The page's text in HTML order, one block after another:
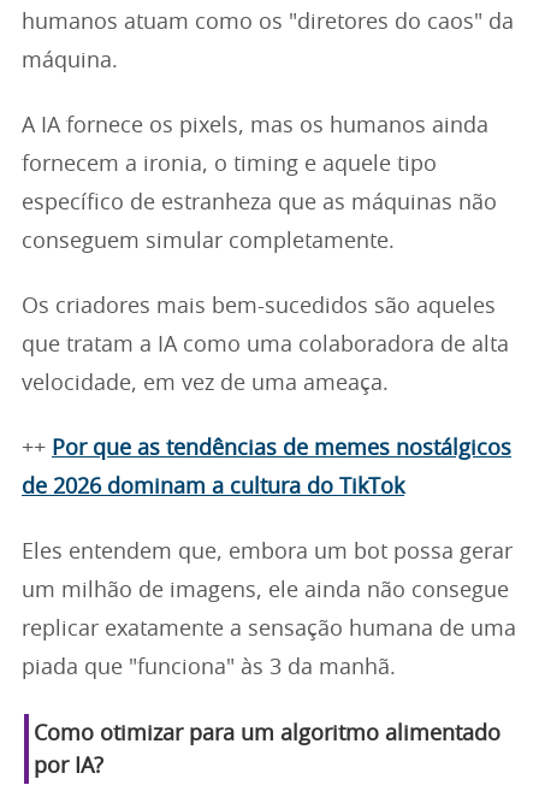
humanos atuam como os "diretores do caos" da
máquina.
A IA fornece os pixels, mas os humanos ainda
fornecem a ironia, o timing e aquele tipo
específico de estranheza que as máquinas não
conseguem simular completamente.
Os criadores mais bem-sucedidos são aqueles
que tratam a IA como uma colaboradora de alta
velocidade, em vez de uma ameaça.
++ Por que as tendências de memes nostálgicos
de 2026 dominam a cultura do TikTok
Eles entendem que, embora um bot possa gerar
um milhão de imagens, ele ainda não consegue
replicar exatamente a sensação humana de uma
piada que "funciona" às 3 da manhã.
Como otimizar para um algoritmo alimentado
por IA?